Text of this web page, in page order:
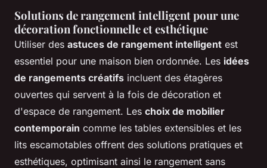
Solutions de rangement intelligent pour une
décoration fonctionnelle et esthétique
Utiliser des astuces de rangement intelligent est
essentiel pour une maison bien ordonnée. Les idées
de rangements créatifs incluent des étagères
ouvertes qui servent à la fois de décoration et
d'espace de rangement. Les choix de mobilier
contemporain comme les tables extensibles et les
lits escamotables offrent des solutions pratiques et
esthétiques, optimisant ainsi le rangement sans